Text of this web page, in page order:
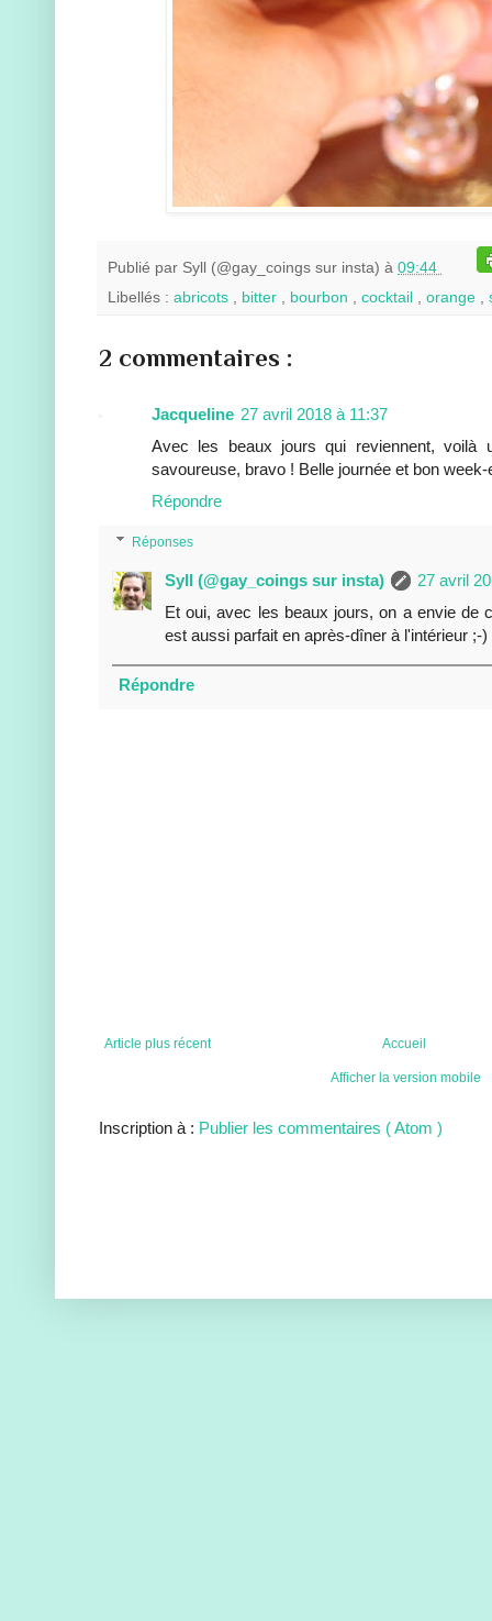
Publié par Syll (@gay_coings sur insta) à 09:44
Libellés : abricots bitter bourbon cocktail orange
2 commentaires :
Jacqueline 27 avril 2018 à 11:37
Avec les beaux jours qui reviennent, voilà
savoureuse, bravo ! Belle journée et bon
Répondre
Réponses
Syll (@gay_coings sur insta)
27 avril
Et oui, avec les beaux jours, on a envie de
est aussi parfait en après-dîner à l'intérieur ;-
Répondre
Article plus récent Accueil
Afficher la version mobile
Inscription à : Publier les commentaires ( Atom )